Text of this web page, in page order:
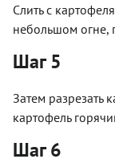
Слить с
небольшом огне,
Шаг 5
Затем разрезать
картофель
Шаг 6